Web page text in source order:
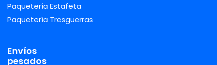
Paquetería Estafeta
Paquetería Tresguerras
Envíos
pesados